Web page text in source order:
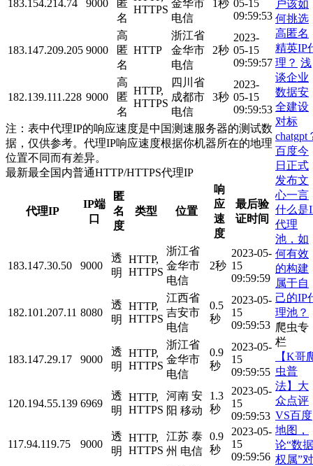
183.154.214.74 9000
匿
名
HTTPS
金华市
电信
1秒 05-15
09:59:53
183.147.209.205 9000
高
匿
名
HTTP
浙江省
金华市
电信
2秒
2023-
05-15
09:59:57
182.139.111.228 9000
高
匿
名
HTTP,
HTTPS
四川省
成都市
电信
3秒
2023-
05-15
09:59:53
注：表中代理IP的响应速度是中国测速服务器的测试数
据，仅供参考。代理IP响应速度根据你机器所在的地理
位置不同而有差异。
最新最全国内普通HTTP/HTTPS代理IP
代理IP
IP端
口
匿
名
度
类型 位置
响
应
速
度
最后验
证时间
183.147.30.50 9000
透
明
HTTP,
HTTPS
浙江省
金华市
电信
2秒
2023-05-
15
09:59:59
182.101.207.11 8080
透
明
HTTP,
HTTPS
江西省
吉安市
电信
0.5
秒
2023-05-
15
09:59:53
183.147.29.17 9000
透
明
HTTP,
HTTPS
浙江省
金华市
电信
0.9
秒
2023-05-
15
09:59:55
120.194.55.139 6969
透
明
HTTP,
HTTPS
河南 安
阳 移动
1.3
秒
2023-05-
15
09:59:53
117.94.119.75 9000
透
明
HTTP,
HTTPS
江苏 泰
州 电信
0.9
秒
2023-05-
15
09:59:56
户该如
何挑选
高匿名
精英IP
理？ 浅
谈企业
数据安
全建设
对标
chatgpt
百度今
日正式
发布文
心一言
什么是
代理
池，如
何有效
的构建
属于自
己的IP
理池？
爬虫专
栏
【K哥
虫普
法】大
众点评
VS百度
地图，
论“数据
权属”对